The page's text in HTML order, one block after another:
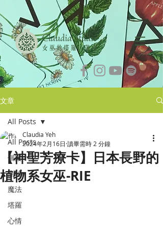
文章
All Posts
個案
測驗
魔法
塔羅
心情
All Posts
【神聖芳療卡】日本長野的
植物系女巫-RIE
Claudia Yeh
2024年2月16日 讀畢需時 2 分鐘